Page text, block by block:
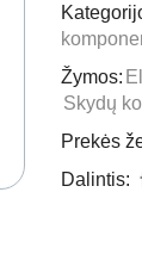
Žymos:
Skydų
Prekės
Dalintis: